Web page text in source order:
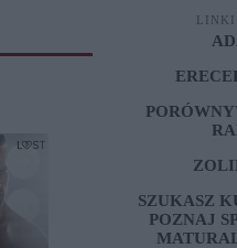
LINKI
SZUKASZ
POZNAJ